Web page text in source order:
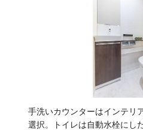
手洗いカウンターはインテリ
選択。トイレは自動水栓にし